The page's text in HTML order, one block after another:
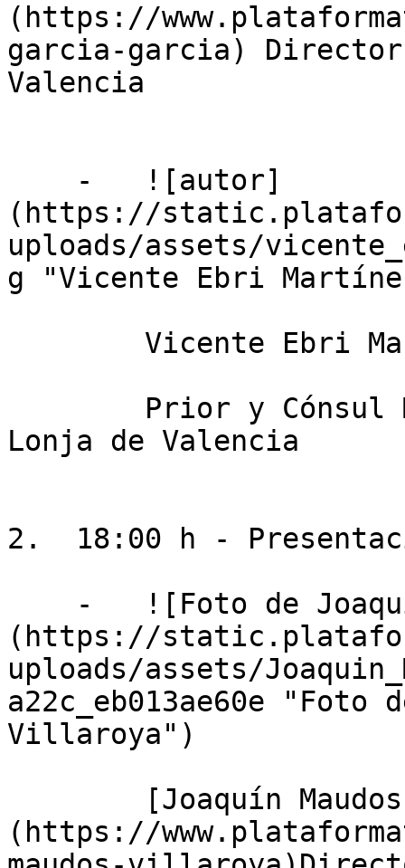
(https://
garcia-garcia)
Valencia
(https://
uploads/assets/
g "Vicente Ebri
Lonja de Valencia
2.  18:00 h -
(https://
uploads/assets/
a22c_eb013ae60e "Foto
Villaroya")
(https://